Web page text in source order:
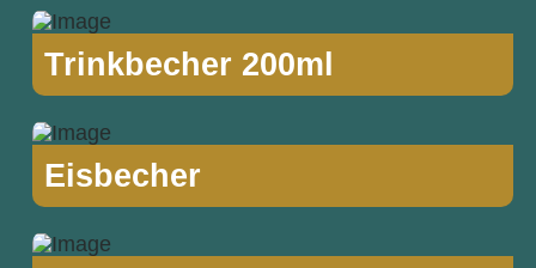
Trinkbecher 200ml
Eisbecher